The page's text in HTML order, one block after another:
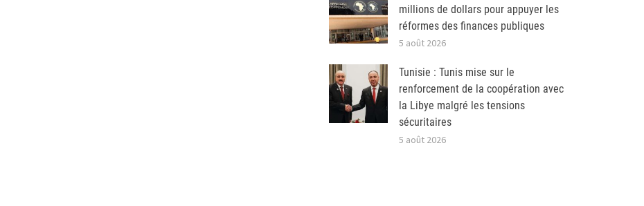
millions de dollars pour appuyer les
réformes des finances publiques
5 août 2026
Tunisie : Tunis mise sur le
renforcement de la coopération avec
la Libye malgré les tensions
sécuritaires
5 août 2026